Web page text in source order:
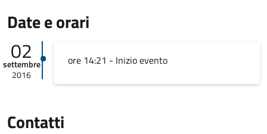
Date e orari
02
settembre
2016
ore 14:21 - Inizio evento
Contatti